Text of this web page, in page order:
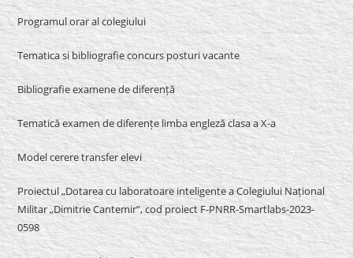
Programul orar al colegiului
Tematica si bibliografie concurs posturi vacante
Bibliografie examene de diferență
Tematică examen de diferențe limba engleză clasa a X-a
Model cerere transfer elevi
Proiectul „Dotarea cu laboratoare inteligente a Colegiului Național
Militar „Dimitrie Cantemir”, cod proiect F-PNRR-Smartlabs-2023-
0598